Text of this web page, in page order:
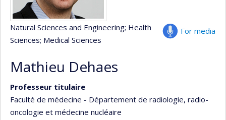
For media
Natural Sciences and Engineering; Health
Sciences; Medical Sciences
Mathieu Dehaes
Professeur titulaire
Faculté de médecine - Département de radiologie, radio-
oncologie et médecine nucléaire